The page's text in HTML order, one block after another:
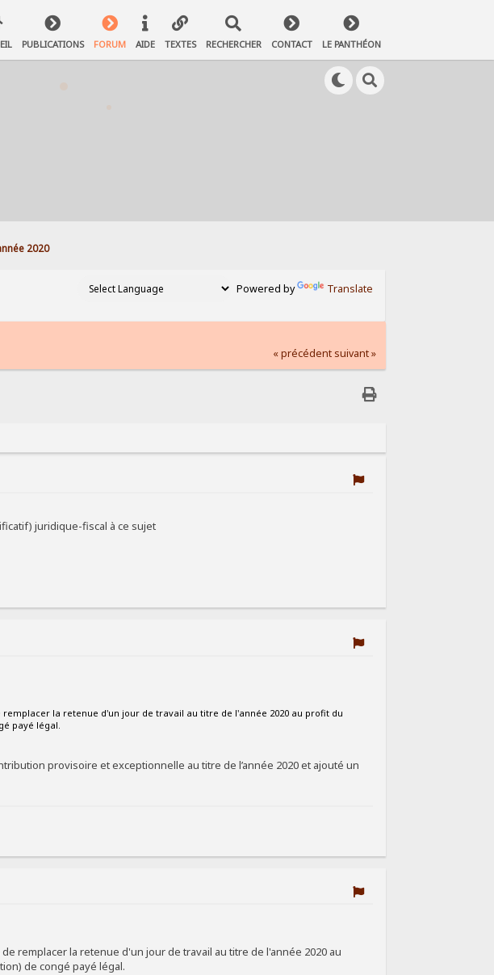
PUBLICATIONS FORUM AIDE TEXTES RECHERCHER CONTACT LE PANTHÉON
2020
Powered by Translate
« précédent suivant »
juridique-fiscal à ce sujet
la retenue d'un jour de travail au titre de l'année 2020 au profit du
payé légal.
provisoire et exceptionnelle au titre de l’année 2020 et ajouté un
remplacer la retenue d'un jour de travail au titre de l'année 2020 au
de congé payé légal.